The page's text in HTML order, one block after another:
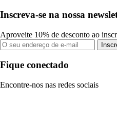
Inscreva-se na nossa
Aproveite 10% de desconto ao
Fique conectado
Encontre-nos nas redes sociais